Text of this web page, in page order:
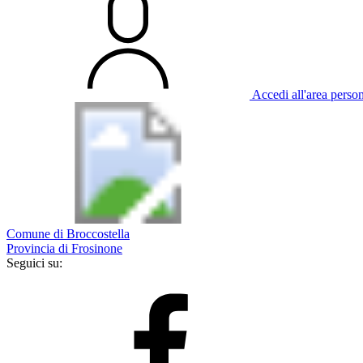
Accedi all'area
Comune di Broccostella
Provincia di Frosinone
Seguici su: